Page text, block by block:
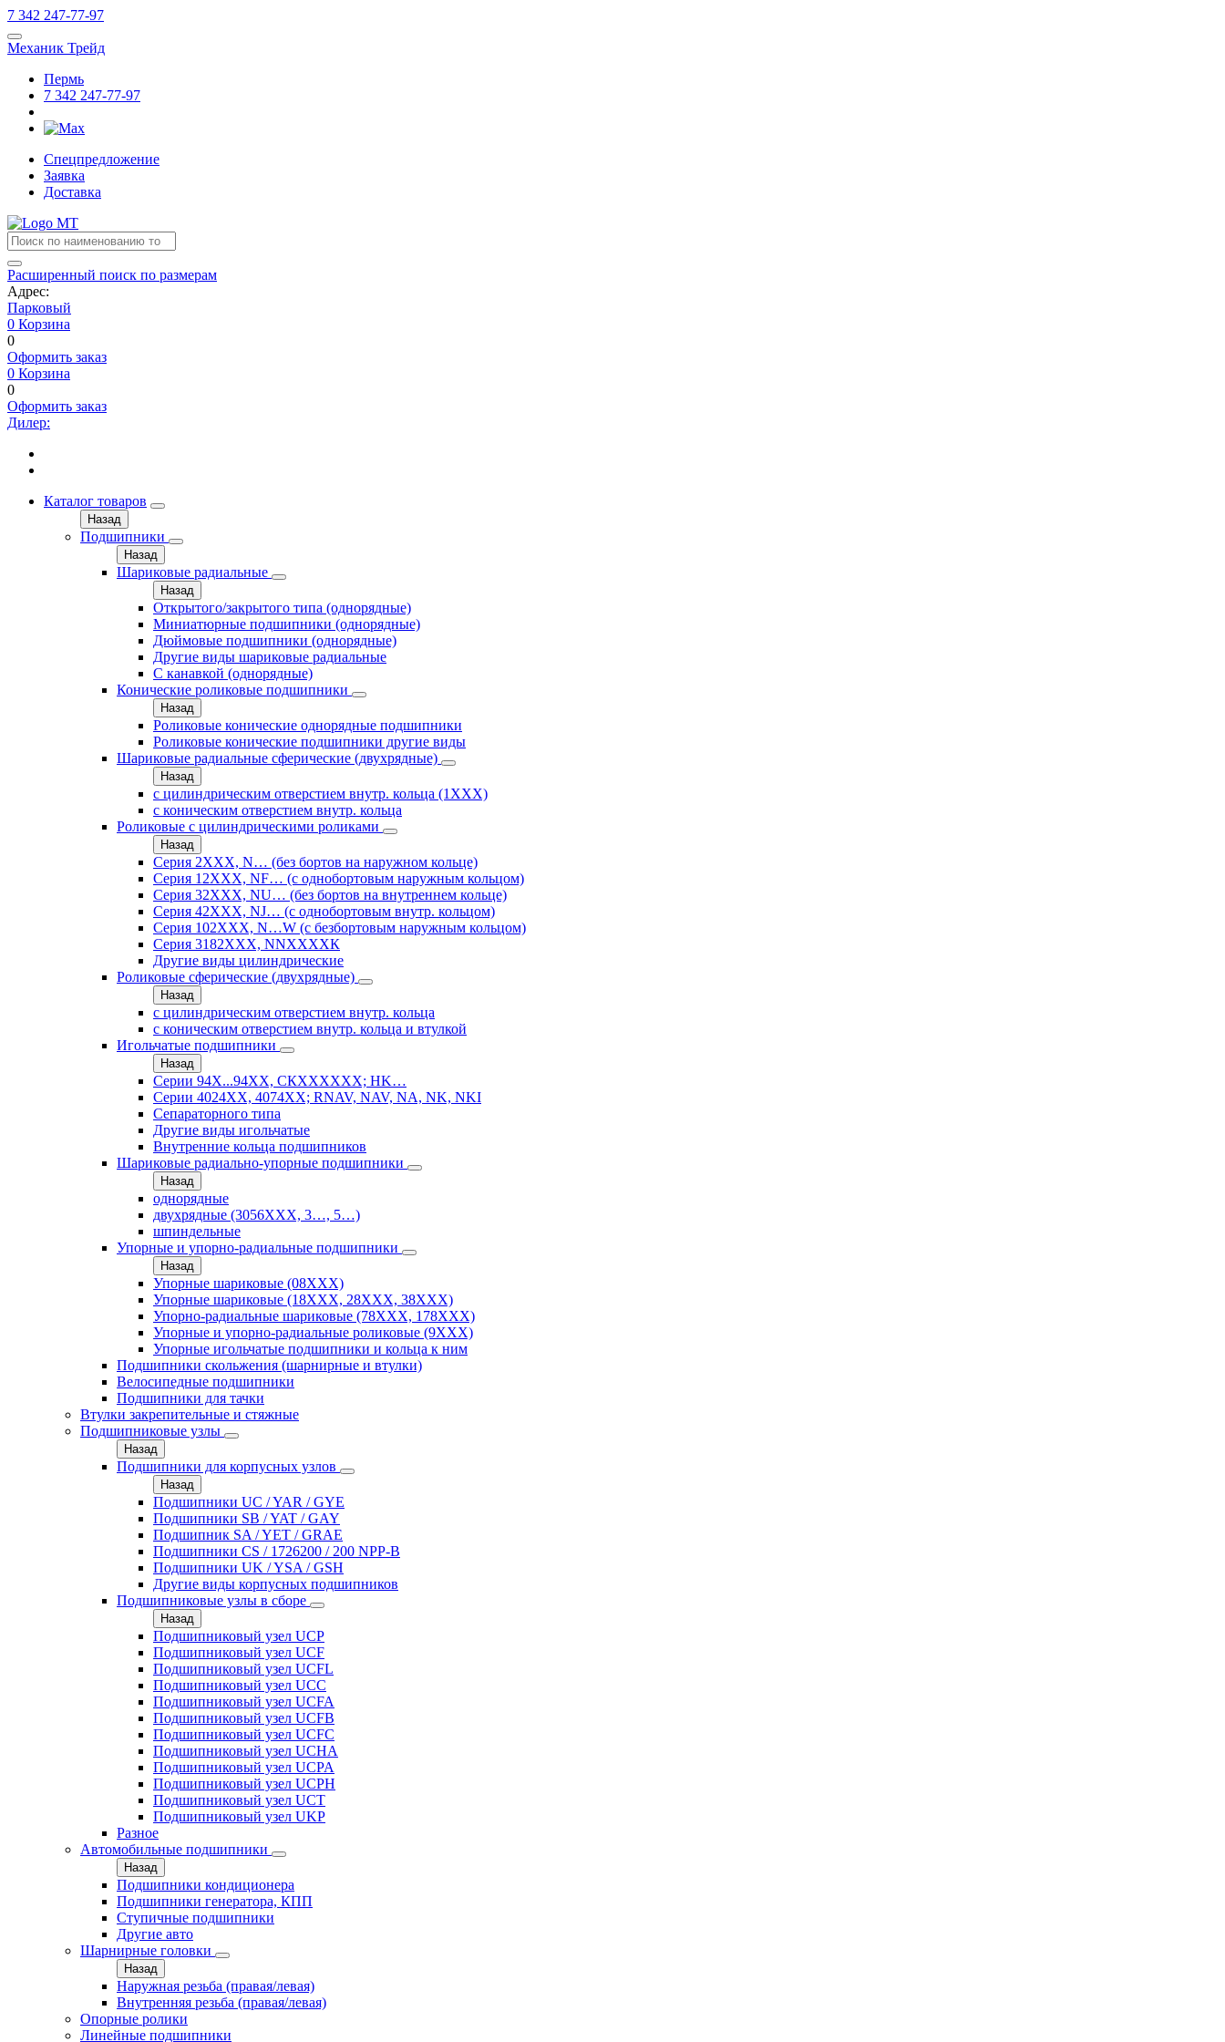
7 342 247-77-97
Механик Трейд
Пермь
7 342 247-77-97
Спецпредложение
Заявка
Доставка
Расширенный поиск по размерам
Адрес:
Парковый
0 Корзина
0
Оформить заказ
0 Корзина
0
Оформить заказ
Дилер:
Каталог товаров
Назад
Подшипники
Назад
Шариковые радиальные
Назад
Открытого/закрытого типа (однорядные)
Миниатюрные подшипники (однорядные)
Дюймовые подшипники (однорядные)
Другие виды шариковые радиальные
С канавкой (однорядные)
Конические роликовые подшипники
Назад
Роликовые конические однорядные подшипники
Роликовые конические подшипники другие виды
Шариковые радиальные сферические (двухрядные)
Назад
с цилиндрическим отверстием внутр. кольца (1ХХХ)
с коническим отверстием внутр. кольца
Роликовые с цилиндрическими роликами
Назад
Серия 2ХХХ, N… (без бортов на наружном кольце)
Серия 12ХХХ, NF… (с однобортовым наружным кольцом)
Серия 32ХХХ, NU… (без бортов на внутреннем кольце)
Серия 42ХХХ, NJ… (с однобортовым внутр. кольцом)
Серия 102ХХХ, N…W (с безбортовым наружным кольцом)
Серия 3182ХХХ, NNХХХХК
Другие виды цилиндрические
Роликовые сферические (двухрядные)
Назад
с цилиндрическим отверстием внутр. кольца
с коническим отверстием внутр. кольца и втулкой
Игольчатые подшипники
Назад
Серии 94Х...94ХХ, СКХХХХХХ; HK…
Серии 4024ХХ, 4074ХХ; RNAV, NAV, NA, NK, NKI
Сепараторного типа
Другие виды игольчатые
Внутренние кольца подшипников
Шариковые радиально-упорные подшипники
Назад
однорядные
двухрядные (3056ХХХ, 3…, 5…)
шпиндельные
Упорные и упорно-радиальные подшипники
Назад
Упорные шариковые (08XXX)
Упорные шариковые (18XXX, 28XXХ, 38ХХХ)
Упорно-радиальные шариковые (78XXX, 178ХХХ)
Упорные и упорно-радиальные роликовые (9ХХХ)
Упорные игольчатые подшипники и кольца к ним
Подшипники скольжения (шарнирные и втулки)
Велосипедные подшипники
Подшипники для тачки
Втулки закрепительные и стяжные
Подшипниковые узлы
Назад
Подшипники для корпусных узлов
Назад
Подшипники UC / YAR / GYE
Подшипники SB / YAT / GAY
Подшипник SA / YET / GRAE
Подшипники CS / 1726200 / 200 NPP-B
Подшипники UK / YSA / GSH
Другие виды корпусных подшипников
Подшипниковые узлы в сборе
Назад
Подшипниковый узел UCP
Подшипниковый узел UCF
Подшипниковый узел UCFL
Подшипниковый узел UCC
Подшипниковый узел UCFA
Подшипниковый узел UCFB
Подшипниковый узел UCFC
Подшипниковый узел UCHA
Подшипниковый узел UCPA
Подшипниковый узел UCPH
Подшипниковый узел UCT
Подшипниковый узел UKP
Разное
Автомобильные подшипники
Назад
Подшипники кондиционера
Подшипники генератора, КПП
Ступичные подшипники
Другие авто
Шарнирные головки
Назад
Наружная резьба (правая/левая)
Внутренняя резьба (правая/левая)
Опорные ролики
Линейные подшипники